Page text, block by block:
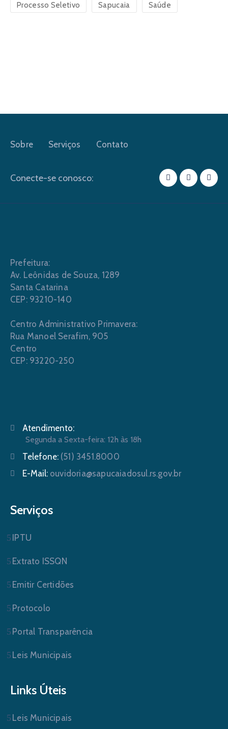
Processo Seletivo Sapucaia Saúde
Sobre Serviços Contato
Conecte-se conosco:
Prefeitura:
Av. Leônidas de Souza, 1289
Santa Catarina
CEP: 93210-140
Centro Administrativo Primavera:
Rua Manoel Serafim, 905
Centro
CEP: 93220-250
Atendimento:
Segunda a Sexta-feira: 12h às 18h
Telefone: (51) 3451.8000
E-Mail: ouvidoria@sapucaiadosul.rs.gov.br
Serviços
IPTU
Extrato ISSQN
Emitir Certidões
Protocolo
Portal Transparência
Leis Municipais
Links Úteis
Leis Municipais